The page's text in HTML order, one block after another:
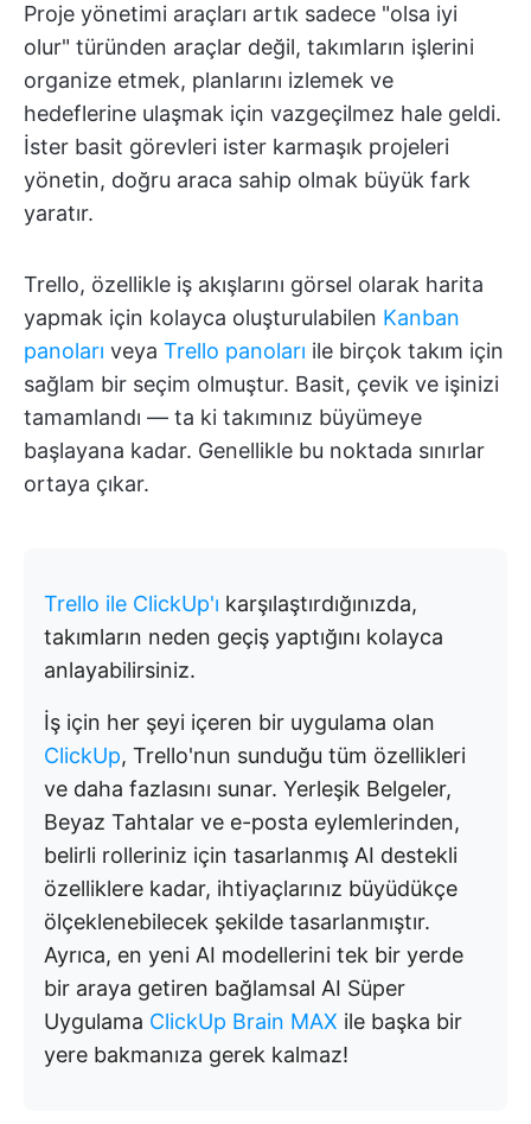
Proje yönetimi araçları artık sadece "olsa iyi
olur" türünden araçlar değil, takımların işlerini
organize etmek, planlarını izlemek ve
hedeflerine ulaşmak için vazgeçilmez hale geldi.
İster basit görevleri ister karmaşık projeleri
yönetin, doğru araca sahip olmak büyük fark
yaratır.
Trello, özellikle iş akışlarını görsel olarak harita
yapmak için kolayca oluşturulabilen Kanban
panoları veya Trello panoları ile birçok takım için
sağlam bir seçim olmuştur. Basit, çevik ve işinizi
tamamlandı — ta ki takımınız büyümeye
başlayana kadar. Genellikle bu noktada sınırlar
ortaya çıkar.
Trello ile ClickUp'ı karşılaştırdığınızda,
takımların neden geçiş yaptığını kolayca
anlayabilirsiniz.
İş için her şeyi içeren bir uygulama olan
ClickUp, Trello'nun sunduğu tüm özellikleri
ve daha fazlasını sunar. Yerleşik Belgeler,
Beyaz Tahtalar ve e-posta eylemlerinden,
belirli rolleriniz için tasarlanmış AI destekli
özelliklere kadar, ihtiyaçlarınız büyüdükçe
ölçeklenebilecek şekilde tasarlanmıştır.
Ayrıca, en yeni AI modellerini tek bir yerde
bir araya getiren bağlamsal AI Süper
Uygulama ClickUp Brain MAX ile başka bir
yere bakmanıza gerek kalmaz!